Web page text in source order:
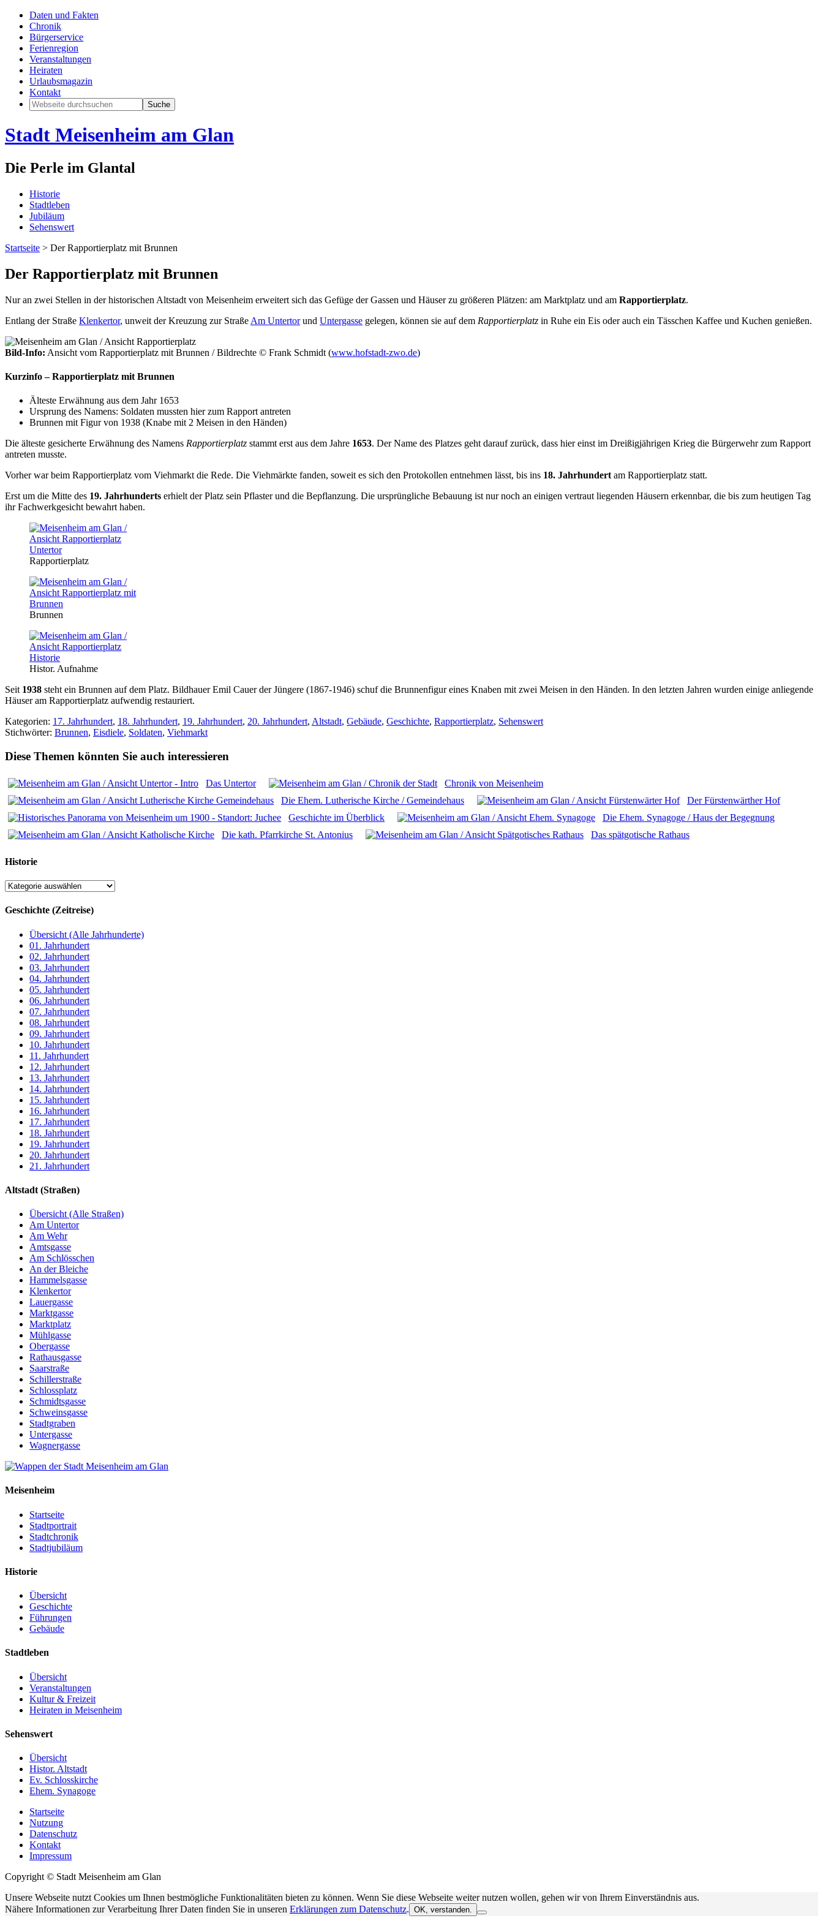
Daten und Fakten
Chronik
Bürgerservice
Ferienregion
Veranstaltungen
Heiraten
Urlaubsmagazin
Kontakt
Stadt Meisenheim am Glan
Die Perle im Glantal
Historie
Stadtleben
Jubiläum
Sehenswert
Startseite > Der Rapportierplatz mit Brunnen
Der Rapportierplatz mit Brunnen
Nur an zwei Stellen in der historischen Altstadt von Meisenheim erweitert sich das Gefüge der Gassen und Häuser zu größeren Plätzen: am Marktplatz und am Rapportierplatz.
Entlang der Straße Klenkertor, unweit der Kreuzung zur Straße Am Untertorund Untergasse gelegen, können sie auf dem Rapportierplatz in Ruhe ein Eis oder auch ein Tässchen Kaffee und Kuchen genießen.
Bild-Info: Ansicht vom Rapportierplatz mit Brunnen / Bildrechte © Frank Schmidt (www.hofstadt-zwo.de)
Kurzinfo– Rapportierplatz mit Brunnen
Älteste Erwähnung aus dem Jahr 1653
Ursprung des Namens: Soldaten mussten hier zum Rapport antreten
Brunnen mit Figur von 1938 (Knabe mit 2 Meisen in den Händen)
Die älteste gesicherte Erwähnung des Namens Rapportierplatz stammt erst aus dem Jahre 1653. Der Name des Platzes geht darauf zurück, dass hier einst im Dreißigjährigen Krieg die Bürgerwehr zum Rapport
antreten musste.
Vorher war beim Rapportierplatz vom Viehmarkt die Rede. Die Viehmärkte fanden, soweit es sich den Protokollen entnehmen lässt, bis ins 18. Jahrhundert am Rapportierplatz statt.
Erst um die Mitte des 19. Jahrhunderts erhielt der Platz sein Pflaster und die Bepflanzung. Die ursprüngliche Bebauung ist nur noch an einigen vertraut liegenden Häusern erkennbar, die bis zum heutigen Tag
ihr Fachwerkgesicht bewahrt haben.
Rapportierplatz
Brunnen
Histor. Aufnahme
Seit 1938 steht ein Brunnen auf dem Platz. Bildhauer Emil Cauer der Jüngere (1867-1946) schuf die Brunnenfigur eines Knaben mit zwei Meisen in den Händen. In den letzten Jahren wurden einige anliegende
Häuser am Rapportierplatz aufwendig restauriert.
Kategorien: 17. Jahrhundert, 18. Jahrhundert, 19. Jahrhundert, 20. Jahrhundert, Altstadt, Gebäude, Geschichte, Rapportierplatz, Sehenswert
Stichwörter: Brunnen, Eisdiele, Soldaten, Viehmarkt
Diese Themen könnten Sie auch interessieren
Das Untertor
Chronik von Meisenheim
Die Ehem. Lutherische Kirche / Gemeindehaus
Der Fürstenwärther Hof
Geschichte im Überblick
Die Ehem. Synagoge / Haus der Begegnung
Die kath. Pfarrkirche St. Antonius
Das spätgotische Rathaus
Historie
Geschichte (Zeitreise)
Übersicht (Alle Jahrhunderte)
01. Jahrhundert
02. Jahrhundert
03. Jahrhundert
04. Jahrhundert
05. Jahrhundert
06. Jahrhundert
07. Jahrhundert
08. Jahrhundert
09. Jahrhundert
10. Jahrhundert
11. Jahrhundert
12. Jahrhundert
13. Jahrhundert
14. Jahrhundert
15. Jahrhundert
16. Jahrhundert
17. Jahrhundert
18. Jahrhundert
19. Jahrhundert
20. Jahrhundert
21. Jahrhundert
Altstadt (Straßen)
Übersicht (Alle Straßen)
Am Untertor
Am Wehr
Amtsgasse
Am Schlösschen
An der Bleiche
Hammelsgasse
Klenkertor
Lauergasse
Marktgasse
Marktplatz
Mühlgasse
Obergasse
Rathausgasse
Saarstraße
Schillerstraße
Schlossplatz
Schmidtsgasse
Schweinsgasse
Stadtgraben
Untergasse
Wagnergasse
Meisenheim
Startseite
Stadtportrait
Stadtchronik
Stadtjubiläum
Historie
Übersicht
Geschichte
Führungen
Gebäude
Stadtleben
Übersicht
Veranstaltungen
Kultur & Freizeit
Heiraten in Meisenheim
Sehenswert
Übersicht
Histor. Altstadt
Ev. Schlosskirche
Ehem. Synagoge
Startseite
Nutzung
Datenschutz
Kontakt
Impressum
Copyright © Stadt Meisenheim am Glan
Unsere Webseite nutzt Cookies um Ihnen bestmögliche Funktionalitäten bieten zu können. Wenn Sie diese Webseite weiter nutzen wollen, gehen wir von Ihrem Einverständnis aus.
Nähere Informationen zur Verarbeitung Ihrer Daten finden Sie in unseren Erklärungen zum Datenschutz. OK, verstanden.